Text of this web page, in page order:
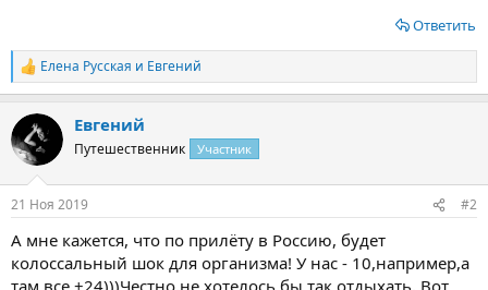
Ответить
Р
е
к
ц
и
Елена Русская и Евгений
Евгений
Путешественник Участник
21 Ноя 2019 #2
А мне кажется, что по прилёту в Россию, будет
колоссальный шок для организма! У нас - 10,например,а
там все +24)))Честно,не хотелось бы так отдыхать. Вот